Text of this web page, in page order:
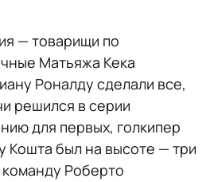
— товарищи по
Матьяжа Кека
Роналду сделали все,
решился в серии
для первых, голкипер
Кошта был на высоте — три
Роберто